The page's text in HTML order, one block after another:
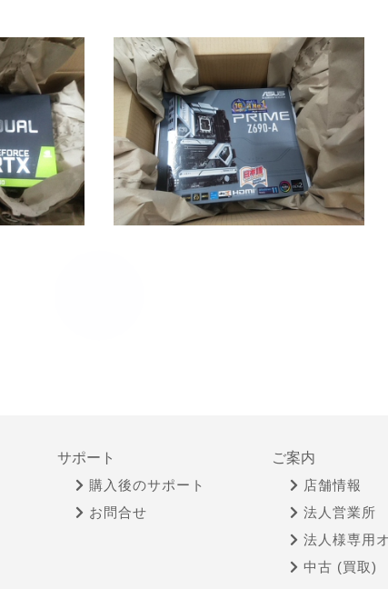
サポート
購入後のサポート
お問合せ
ご案内
店舗情報
法人営業所
法人様専用
中古 (買取)